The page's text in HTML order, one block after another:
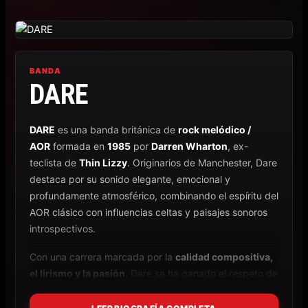
contenido
BANDA
DARE
DARE es una banda británica de rock melódico /
AORformada en 1985por Darren Wharton, ex-
teclista de Thin Lizzy. Originarios de Manchester, Dare
destaca por su sonido elegante, emocional y
profundamente atmosférico, combinando el espíritu del
AOR clásico con influencias celtas y paisajes sonoros
introspectivos.
Con una carrera marcada por la calidad compositiva,
el lirismo y la pasión , Dare se ha ganado el respeto de